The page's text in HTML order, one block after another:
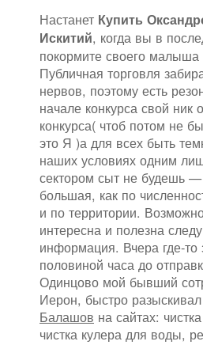
Настанет Купить
Искитий, когда вы в
покормите своего малыша
Публичная торговля
нервов, поэтому есть
начале конкурса свой ник
конкурса( чтоб потом не
это Я )а для всех быть
наших условиях одним
сектором сыт не будешь
большая, как по
и по территории.
интересна и полезна
информация. Вчера где-то
половиной часа до
Одинцово мой бывший
Иерон, быстро разыскивал
Балашов на сайтах:
чистка кулера для воды,